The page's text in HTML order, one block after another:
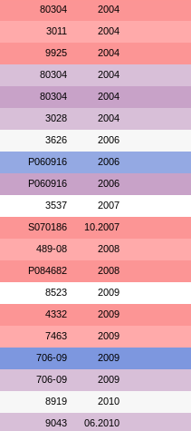
80304 2004
3011 2004
9925 2004
80304 2004
80304 2004
3028 2004
3626 2006
P060916 2006
P060916 2006
3537 2007
S070186 10.2007
489-08 2008
P084682 2008
8523 2009
4332 2009
7463 2009
706-09 2009
706-09 2009
8919 2010
9043 06.2010